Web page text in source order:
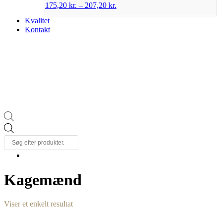
175,20 kr. – 207,20 kr.
Kvalitet
Kontakt
search
Kagemænd
Viser et enkelt resultat